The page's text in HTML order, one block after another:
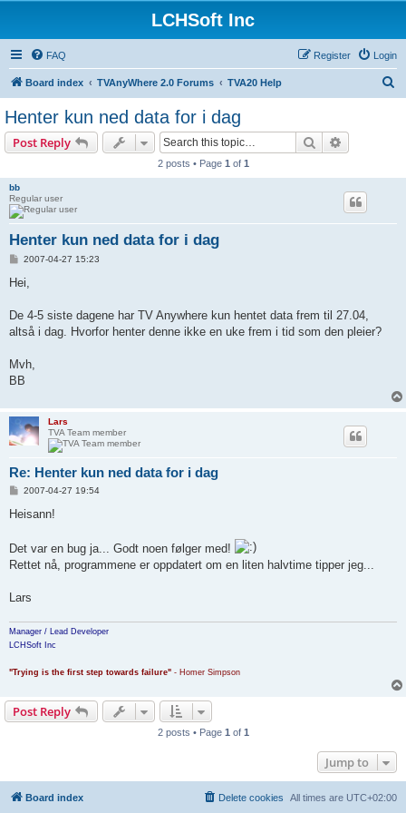
LCHSoft Inc
FAQ Login
Register
Board index TVAnyWhere 2.0 Forums TVA20 Help
Henter kun ned data for i dag
Post Reply Search
2 posts • Page 1 of 1
bb
Regular user
Henter kun ned data for i dag
P
s
2007-04-27 15:23
Hei,
De 4-5 siste dagene har TV Anywhere kun hentet data frem til 27.04,
altså i dag. Hvorfor henter denne ikke en uke frem i tid som den pleier?
Mvh,
BB
Lars
TVA Team member
Re: Henter kun ned data for i dag
P
s
2007-04-27 19:54
Heisann!
Det var en bug ja... Godt noen følger med!
Rettet nå, programmene er oppdatert om en liten halvtime tipper jeg...
Lars
Manager / Lead Developer
LCHSoft Inc
"Trying is the first step towards failure" - Homer Simpson
Post Reply
2 posts • Page 1 of 1
Jump to
Board index All times are UTC+02:00
Delete cookies